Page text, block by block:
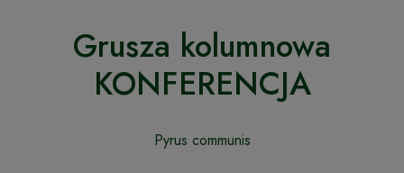
Grusza kolumnowa
KONFERENCJA
Pyrus communis